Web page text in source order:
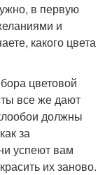
в первую
и
какого цвета
цветовой
все же дают
должны
за
успеют вам
их заново.